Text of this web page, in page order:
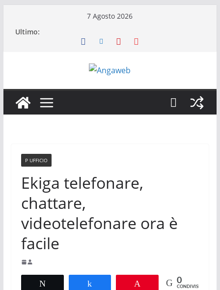
7 Agosto 2026
Ultimo:
P UFFICIO
Ekiga telefonare,
chattare,
videotelefonare ora è
facile
0
CONDIVISIONI